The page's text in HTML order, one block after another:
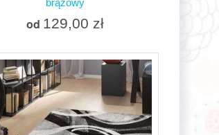
brązowy
od 129,00 zł
Więcej
W magazynie